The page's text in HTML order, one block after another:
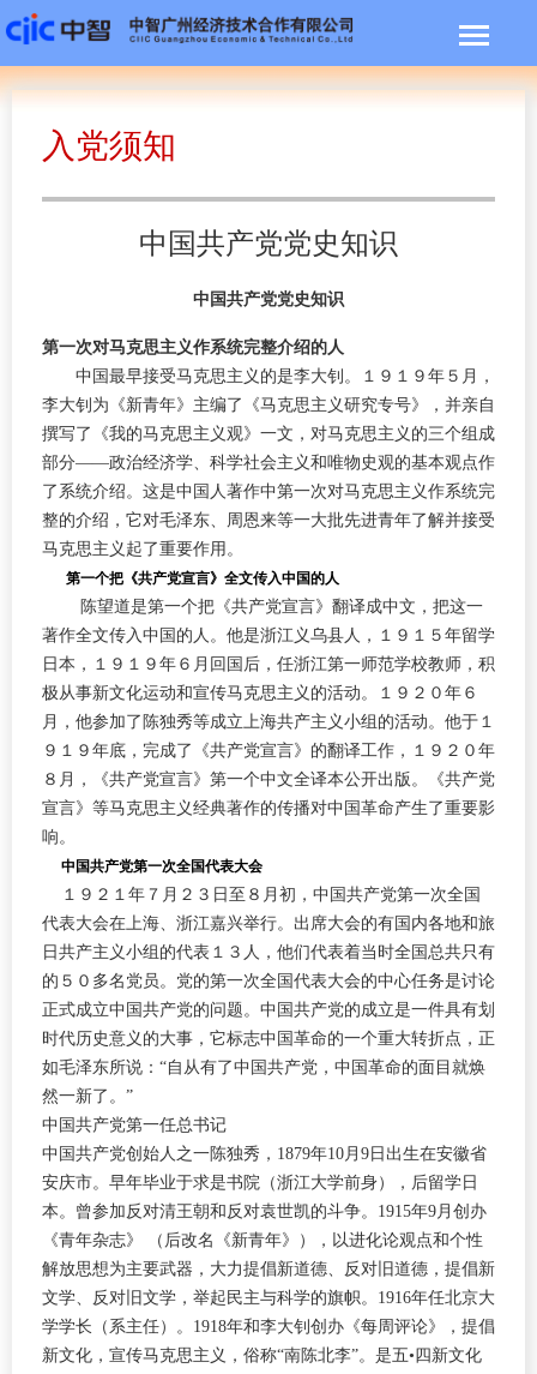
入党须知
中国共产党党史知识
中国共产党党史知识
第一次对马克思主义作系统完整介绍的人
中国最早接受马克思主义的是李大钊。１９１９年５月，
李大钊为《新青年》主编了《马克思主义研究专号》，并亲自
撰写了《我的马克思主义观》一文，对马克思主义的三个组成
部分——政治经济学、科学社会主义和唯物史观的基本观点作
了系统介绍。这是中国人著作中第一次对马克思主义作系统完
整的介绍，它对毛泽东、周恩来等一大批先进青年了解并接受
马克思主义起了重要作用。
第一个把《共产党宣言》全文传入中国的人
陈望道是第一个把《共产党宣言》翻译成中文，把这一
著作全文传入中国的人。他是浙江义乌县人，１９１５年留学
日本，１９１９年６月回国后，任浙江第一师范学校教师，积
极从事新文化运动和宣传马克思主义的活动。１９２０年６
月，他参加了陈独秀等成立上海共产主义小组的活动。他于１
９１９年底，完成了《共产党宣言》的翻译工作，１９２０年
８月，《共产党宣言》第一个中文全译本公开出版。《共产党
宣言》等马克思主义经典著作的传播对中国革命产生了重要影
响。
中国共产党第一次全国代表大会
１９２１年７月２３日至８月初，中国共产党第一次全国
代表大会在上海、浙江嘉兴举行。出席大会的有国内各地和旅
日共产主义小组的代表１３人，他们代表着当时全国总共只有
的５０多名党员。党的第一次全国代表大会的中心任务是讨论
正式成立中国共产党的问题。中国共产党的成立是一件具有划
时代历史意义的大事，它标志中国革命的一个重大转折点，正
如毛泽东所说：“自从有了中国共产党，中国革命的面目就焕
然一新了。”
中国共产党第一任总书记
中国共产党创始人之一陈独秀，1879年10月9日出生在安徽省
安庆市。早年毕业于求是书院（浙江大学前身），后留学日
本。曾参加反对清王朝和反对袁世凯的斗争。1915年9月创办
《青年杂志》 （后改名《新青年》），以进化论观点和个性
解放思想为主要武器，大力提倡新道德、反对旧道德，提倡新
文学、反对旧文学，举起民主与科学的旗帜。1916年任北京大
学学长（系主任）。1918年和李大钊创办《每周评论》，提倡
新文化，宣传马克思主义，俗称“南陈北李”。是五• 四新文化